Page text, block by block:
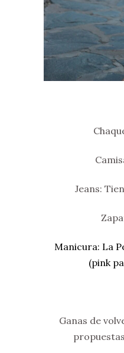
Jeans:
Manicura: La
(pink
Ganas de